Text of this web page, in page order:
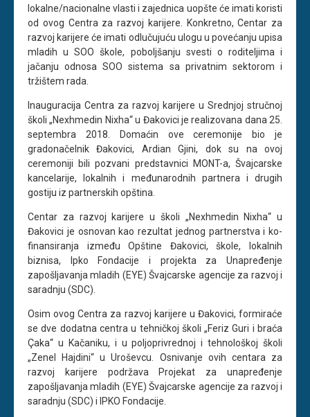
lokalne/nacionalne vlasti i zajednica uopšte će imati koristi
od ovog Centra za razvoj karijere. Konkretno, Centar za
razvoj karijere će imati odlučujuću ulogu u povećanju upisa
mladih u SOO škole, poboljšanju svesti o roditeljima i
jačanju odnosa SOO sistema sa privatnim sektorom i
tržištem rada.
Inauguracija Centra za razvoj karijere u Srednjoj stručnoj
školi „Nexhmedin Nixha“ u Đakovici je realizovana dana 25.
septembra 2018. Domaćin ove ceremonije bio je
gradonačelnik Đakovici, Ardian Gjini, dok su na ovoj
ceremoniji bili pozvani predstavnici MONT-a, Švajcarske
kancelarije, lokalnih i međunarodnih partnera i drugih
gostiju iz partnerskih opština.
Centar za razvoj karijere u školi „Nexhmedin Nixha“ u
Đakovici je osnovan kao rezultat jednog partnerstva i ko-
finansiranja između Opštine Đakovici, škole, lokalnih
biznisa, Ipko Fondacije i projekta za Unapređenje
zapošljavanja mladih (EYE) Švajcarske agencije za razvoj i
saradnju (SDC).
Osim ovog Centra za razvoj karijere u Đakovici, formiraće
se dve dodatna centra u tehničkoj školi „Feriz Guri i braća
Çaka“ u Kačaniku, i u poljoprivrednoj i tehnološkoj školi
„Zenel Hajdini“ u Uroševcu. Osnivanje ovih centara za
razvoj karijere podržava Projekat za unapređenje
zapošljavanja mladih (EYE) Švajcarske agencije za razvoj i
saradnju (SDC) i IPKO Fondacije.